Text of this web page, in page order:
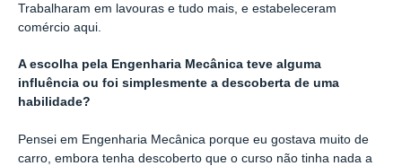
Trabalharam em lavouras e tudo mais, e estabeleceram
comércio aqui.
A escolha pela Engenharia Mecânica teve alguma
influência ou foi simplesmente a descoberta de uma
habilidade?
Pensei em Engenharia Mecânica porque eu gostava muito de
carro, embora tenha descoberto que o curso não tinha nada a